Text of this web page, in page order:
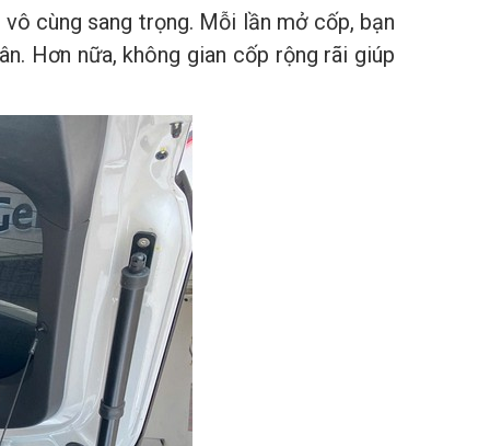
cùng sang trọng. Mỗi lần mở cốp, bạn
Hơn nữa, không gian cốp rộng rãi giúp